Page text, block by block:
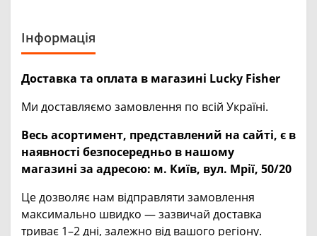
Інформація
Доставка та оплата в магазині Lucky Fisher
Ми доставляємо замовлення по всій Україні.
Весь асортимент, представлений на сайті, є в
наявності безпосередньо в нашому
магазині за адресою: м. Київ, вул. Мрії, 50/20
Це дозволяє нам відправляти замовлення
максимально швидко — зазвичай доставка
триває 1–2 дні, залежно від вашого регіону.